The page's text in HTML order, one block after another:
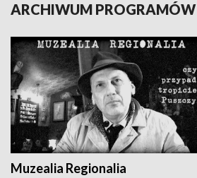
ARCHIWUM PROGRAMÓW
Muzealia Regionalia